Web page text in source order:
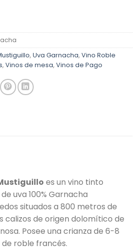
, Uva Garnacha, Vino Roble
, Vinos de mesa, Vinos de Pago
es un vino tinto
uva 100% Garnacha
situados a 800 metros de
calizos de origen dolomítico de
Posee una crianza de 6-8
roble francés.